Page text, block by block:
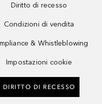
Diritto di recesso
Condizioni di vendita
& Whistleblowing
Impostazioni cookie
DIRITTO DI RECESSO